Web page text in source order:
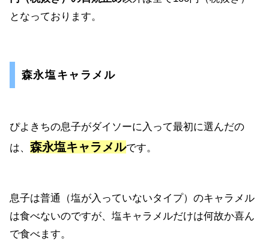
となっております。
森永塩キャラメル
ぴよきちの息子がダイソーに入って最初に選んだの
は、 森永塩キャラメルです。
息子は普通（塩が入っていないタイプ）のキャラメル
は食べないのですが、塩キャラメルだけは何故か喜ん
で食べます。